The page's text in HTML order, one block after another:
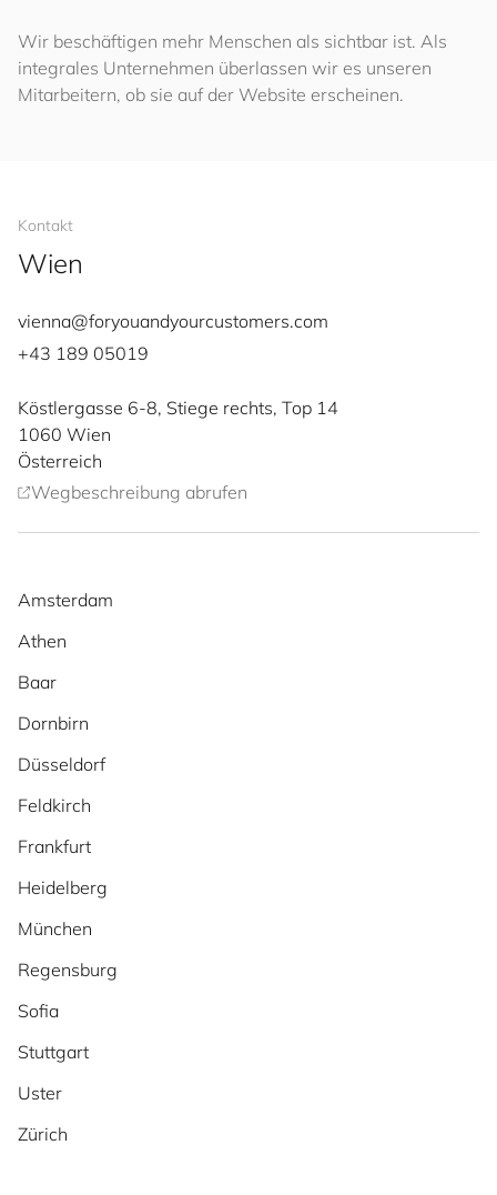
Wir beschäftigen mehr Menschen als sichtbar ist. Als
integrales Unternehmen überlassen wir es unseren
Mitarbeitern, ob sie auf der Website erscheinen.
Kontakt
Wien
vienna@foryouandyourcustomers.com
+43 189 05019
Köstlergasse 6-8, Stiege rechts, Top 14
1060 Wien
Österreich
Wegbeschreibung abrufen
Amsterdam
Athen
Baar
Dornbirn
Düsseldorf
Feldkirch
Frankfurt
Heidelberg
München
Regensburg
Sofia
Stuttgart
Uster
Zürich